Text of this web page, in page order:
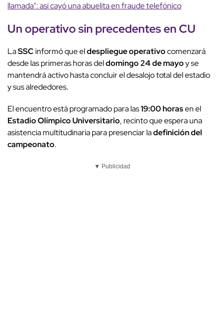
llamada": así cayó una abuelita en fraude telefónico
Un operativo sin precedentes en CU
LaSSCinformó que eldespliegue operativocomenzará
desde las primeras horas deldomingo 24 de mayoy se
mantendrá activo hasta concluir el desalojo total del estadio
y sus alrededores.
El encuentro está programado para las19:00 horasen el
Estadio Olímpico Universitario, recinto que espera una
asistencia multitudinaria para presenciar ladefinición del
campeonato.
▼ Publicidad